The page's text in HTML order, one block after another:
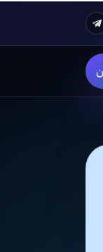
معماري في 2024